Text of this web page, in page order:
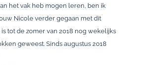
het vak heb mogen leren, ben ik
Nicole verder gegaan met dit
tot de zomer van 2018 nog wekelijks
geweest. Sinds augustus 2018